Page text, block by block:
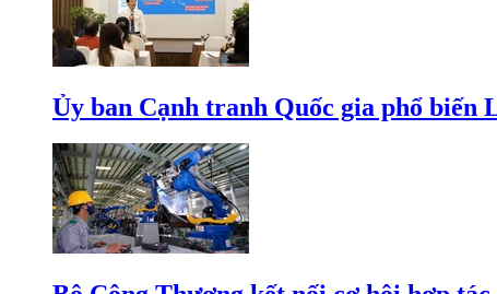
Ủy ban Cạnh tranh Quốc gia phổ biến